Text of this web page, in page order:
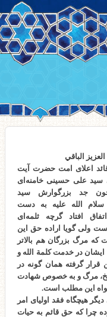
الباقي
اعلای امت حضرت آیت
سید علی حسینی خامنه‌ای
جد بزرگوارش سید
سلام الله علیه به دست
اتفاق افتاد گرچه ثلمه‌ای
ولی گویا اراده حق این
که مرگ بزرگان هم بالاتر
ایشان در خدمت کلمة الله و
قرار گرفته همان گونه در
مرگ و به خصوص شهادت
این مطلب است.
هیچگاه فقد اولیای امر
چرا که حق قائم به حیات